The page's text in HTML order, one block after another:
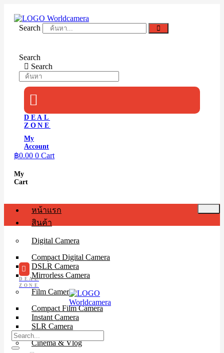
contentSearch
Search
Search
DEAL
ZONE
My
Account
฿0.00 0 Cart
My
Cart
หน้าแรก
สินค้า
Digital Camera
Compact Digital Camera
DSLR Camera
Mirrorless Camera
Film Camera
Compact Film Camera
Instant Camera
SLR Camera
Cinema & Vlog
DEAL
ZONE